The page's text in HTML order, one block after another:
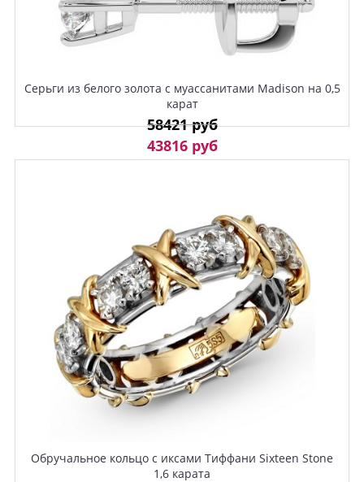
Серьги из белого золота с муассанитами Madison на 0,5
карат
58421 руб
43816 руб
Обручальное кольцо с иксами Тиффани Sixteen Stone
1,6 карата